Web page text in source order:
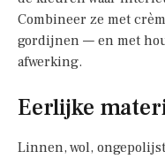
Combineer ze met
gordijnen — en met
afwerking.
Eerlijke
Linnen, wol,